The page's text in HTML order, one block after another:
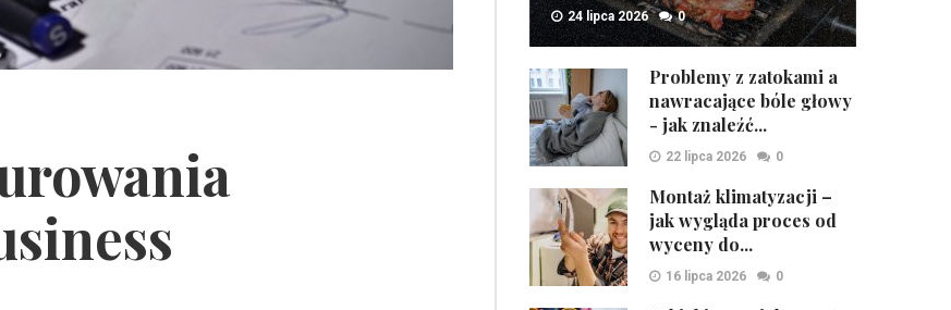
24 lipca 2026 0
Problemy z zatokami a
nawracające bóle głowy
- jak znaleźć...
22 lipca 2026 0
Montaż klimatyzacji –
jak wygląda proces od
wyceny do...
16 lipca 2026 0